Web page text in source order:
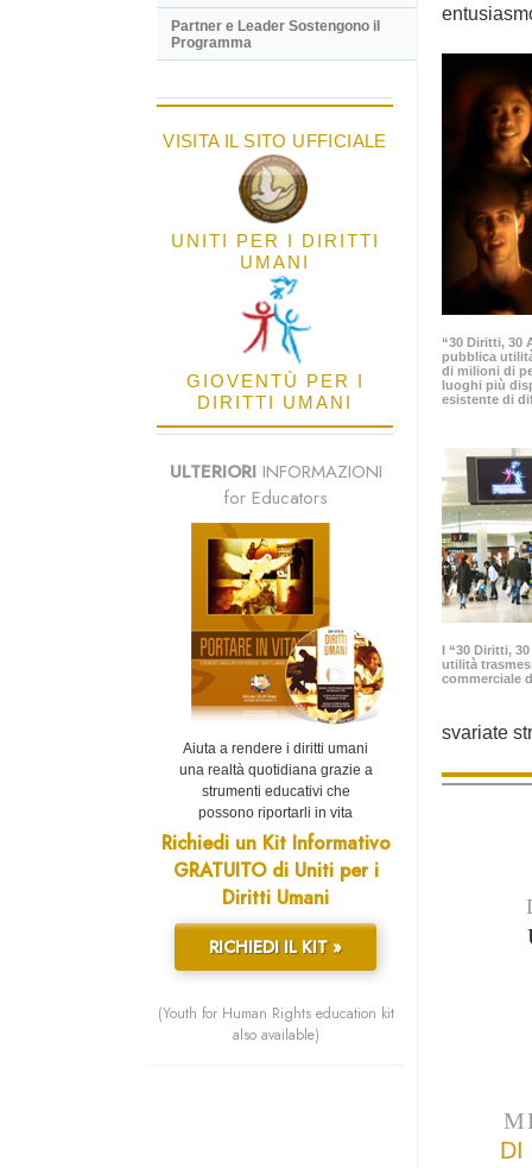
“30 Diritti, 30
pubblica
di milioni di
luoghi più
esistente di
I “30 Diritti,
utilità
commerciale
svariate
DI
Partner e Leader Sostengono il
Programma
VISITA IL SITO UFFICIALE
UNITI PER I DIRITTI
UMANI
GIOVENTÙ PER I
DIRITTI UMANI
ULTERIORIINFORMAZIONI
for Educators
Aiuta a rendere i diritti umani
una realtà quotidiana grazie a
strumenti educativi che
possono riportarli in vita
Richiedi un Kit Informativo
GRATUITO di Uniti per i
Diritti Umani
RICHIEDI IL KIT »
(Youth for Human Rights education kit
also available)